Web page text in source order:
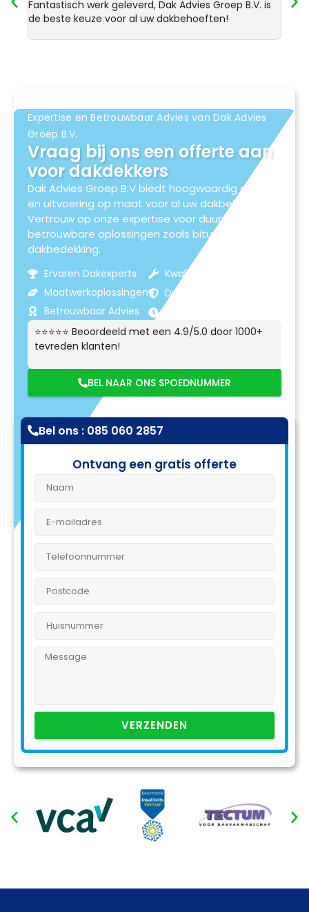
Fantastisch werk geleverd, Dak Advies Groep B.V. is
de beste keuze voor al uw dakbehoeften!
Expertise en Betrouwbaar Advies van Dak Advies
Groep B.V.
Vraag bij ons een offerte aan
voor dakdekkers
Dak Advies Groep B.V biedt hoogwaardig advies
en uitvoering op maat voor al uw dakbehoeften.
Vertrouw op onze expertise voor duurzame en
betrouwbare oplossingen zoals bitumen
dakbedekking.
Ervaren Dakexperts
Maatwerkoplossingen
Betrouwbaar Advies
Kwaliteitsmaterialen
Duurzame Resultaten
⭐⭐⭐⭐⭐ Beoordeeld met een 4.9/5.0 door 1000+
tevreden klanten!
BEL NAAR ONS SPOEDNUMMER
Bel ons : 085 060 2857
Ontvang een gratis offerte
VERZENDEN